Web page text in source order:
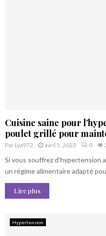
Cuisine saine pour
poulet grillé pour
Par Lya972 avril 5, 2023 0
Si vous souffrez d’hypertension
un régime alimentaire adapté
Lire plus
Hypertension